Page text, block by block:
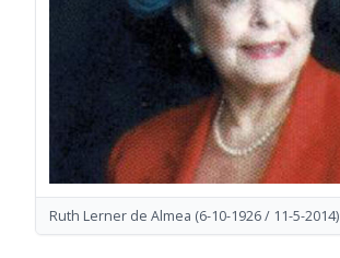
Ruth Lerner de Almea (6-10-1926 / 11-5-2014)